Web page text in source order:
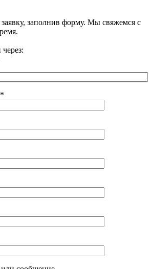
заполнив форму. Мы свяжемся с
*